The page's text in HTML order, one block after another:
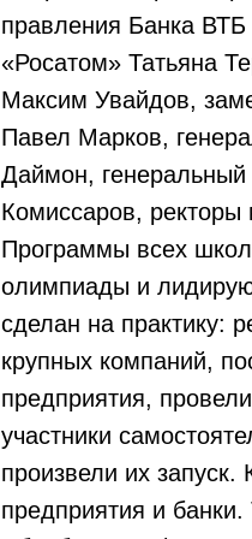
правления Банка
«Росатом» Татьяна
Максим Увайдов,
Павел Марков,
Даймон,
Комиссаров, ректоры
Программы всех
олимпиады и
сделан на практику:
крупных компаний,
предприятия,
участники
произвели их
предприятия и